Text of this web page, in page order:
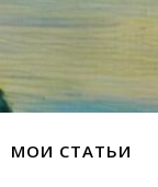
МОИ СТАТЬИ